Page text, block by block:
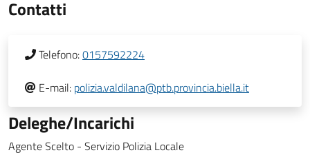
Contatti
Telefono:0157592224
E-mail: polizia.valdilana@ptb.provincia.biella.it
Deleghe/Incarichi
Agente Scelto - Servizio Polizia Locale